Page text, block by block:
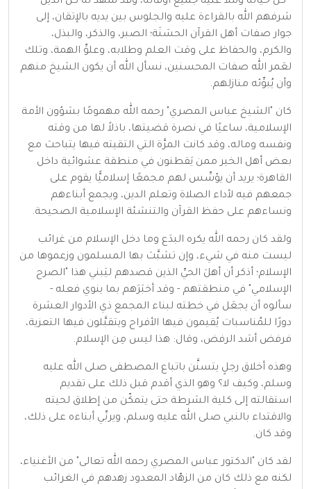
شرفهم الله بالقراءة عليه والجلوس بين يديه بالإتقان، إلى
جوار صفات أهل القرآن الحسَنَة؛ الصبر، والذكر، والبذل،
والكرم، والحفاظ على وقت العلم وطلابه، وعلوِّ الهمة، وتلك
لعَمر الله صفات المحسنين، نسأل الله أن يكون الشيخ منهم
وأن يُبوِّئه منازلهم.
كان "الشيخ عباس المصري" رحمه الله مهمومًا بشؤون الأمة
الإسلامية، ساعيًا في نصرة قضيتها، باذلاً لها من وقته
ونفسه وماله، وقد كانت المرَّة التي التقيته فيها يتباحث مع
بعض أهل الخير ممن يَقطنون في منطقة عشوائية داخل
القاهرة؛ يريد أن يؤسِّس لهم مجمعًا إسلاميًّا يقوم على
جمعهم فيه لأداء الصلاة وتعلم الدين، ويجمع أبناءهم
ونساءهم على حفظ القرآن والتنشئة الإسلامية الصحيحة.
ولقد كان رحمه الله يكره البدَع وما دخل الإسلام من غرائب
ليست منه في شيء، وإن تشبَّث بها المسلمون وزعموها من
الإسلام؛ أذكر أن أهلَ الحيِّ الذين قصدهم ليَبني هذا "الصرح
الإسلامي" في منطقتهم - وقد أخبَرَهم بما ينوي فعله -
سألوه أن يجعَل في خطته لبناء المجمع ذي الأدوار العشرة
دورًا للمُناسبات يُقيمون فيها الأفراح ويتقبَّلون فيها التعزية،
فرفض أشد الرفض، وقال: هذا ليس مِن الإسلام.
وهذه أخلاق رجلٍ يتسنَّن باتباع المصطفى صلى الله عليه
وسلم، وكيف لا؟ وهو الذي أقدم قبل ذلك على تقديم
استقالته إلى كلية الشرطة حتى يتمكّن من إطلاق لحيته
والاقتداء بالنبي صلى الله عليه وسلم، ويربِّي أبناءه على ذلك،
وقد كان.
لقد كان "الدكتور عباس المصري رحمه الله تعالى" من الأغنياء،
لكنه مع ذلك كان من الزهّاد المعدود زهدهم في الغرائب